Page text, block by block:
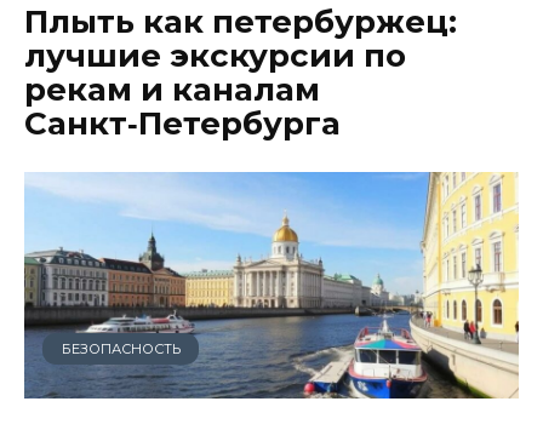
Плыть как петербуржец:
лучшие экскурсии по
рекам и каналам
Санкт‑Петербурга
БЕЗОПАСНОСТЬ